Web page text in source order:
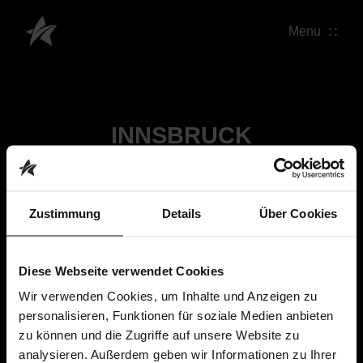
Zustimmung Details Über Cookies
Diese Webseite verwendet Cookies
Wir verwenden Cookies, um Inhalte und Anzeigen zu
personalisieren, Funktionen für soziale Medien anbieten
zu können und die Zugriffe auf unsere Website zu
analysieren. Außerdem geben wir Informationen zu Ihrer
Menu
INNSBRUCK